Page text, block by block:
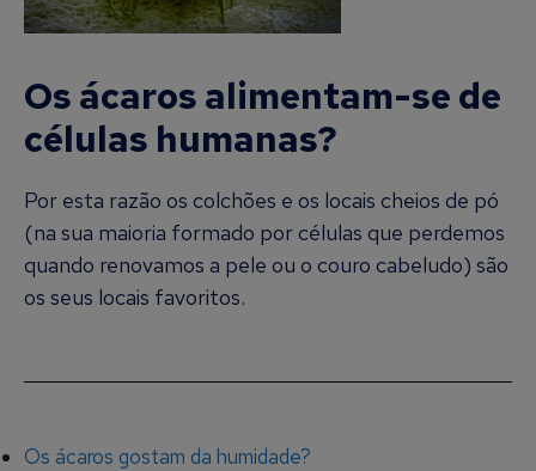
Os ácaros alimentam-se de
células humanas?
Por esta razão os colchões e os locais cheios de pó
(na sua maioria formado por células que perdemos
quando renovamos a pele ou o couro cabeludo) são
os seus locais favoritos.
Os ácaros gostam da humidade?